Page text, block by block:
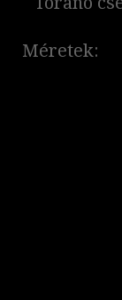
Méretek: